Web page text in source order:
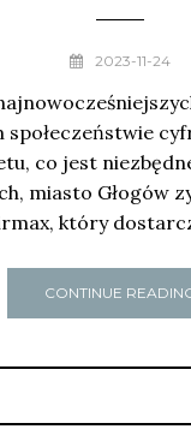
2023-11-24
co jest
miasto Głogów
który
CONTINUE